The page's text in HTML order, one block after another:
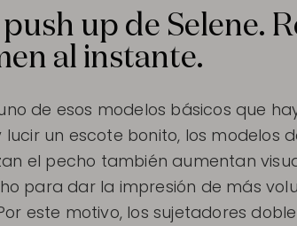
up de Selene.
al instante.
de esos modelos básicos que
un escote bonito, los modelos
el pecho también aumentan
para dar la impresión de más
este motivo, los sujetadores